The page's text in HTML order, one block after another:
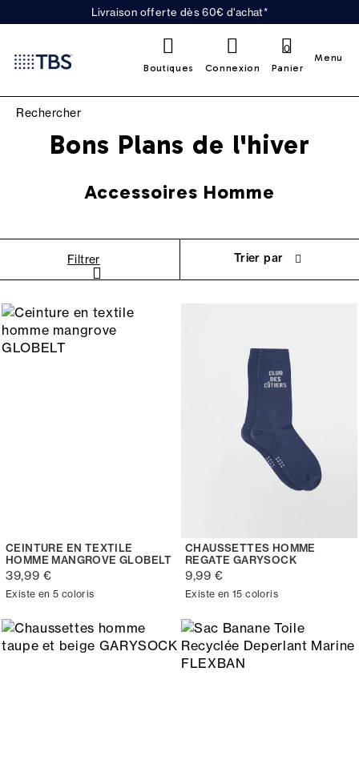
Livraison offerte dès 60€ d'achat*
Boutiques Connexion Panier
0
Menu
Bons Plans de l'hiver
Accessoires Homme
Filtrer Trier par
CEINTURE EN TEXTILE
HOMME MANGROVE GLOBELT
39,99 €
Existe en 5 coloris
CHAUSSETTES HOMME
REGATE GARYSOCK
9,99 €
Existe en 15 coloris